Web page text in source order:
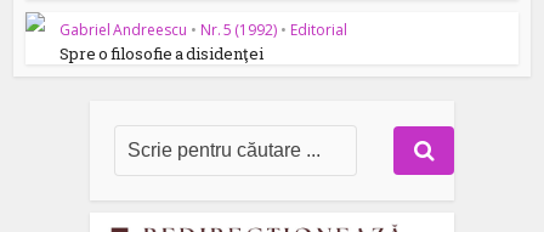
Gabriel Andreescu • Nr. 5 (1992) • Editorial
Spre o filosofie a disidenţei